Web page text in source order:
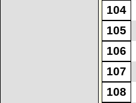
104
105
106
107
108